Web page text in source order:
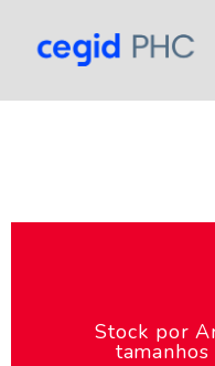
Stock por